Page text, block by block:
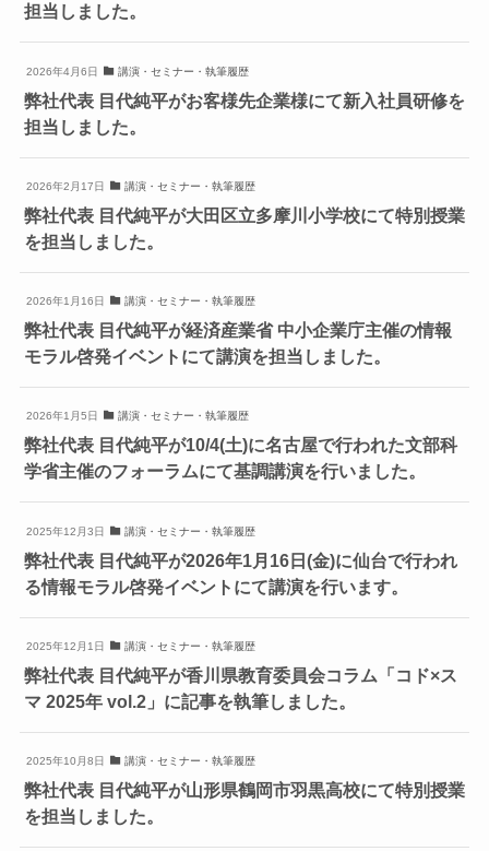
担当しました。
2026年4月6日 講演・セミナー・執筆履歴
弊社代表 目代純平がお客様先企業様にて新入社員研修を
担当しました。
2026年2月17日 講演・セミナー・執筆履歴
弊社代表 目代純平が大田区立多摩川小学校にて特別授業
を担当しました。
2026年1月16日 講演・セミナー・執筆履歴
弊社代表 目代純平が経済産業省 中小企業庁主催の情報
モラル啓発イベントにて講演を担当しました。
2026年1月5日 講演・セミナー・執筆履歴
弊社代表 目代純平が10/4(土)に名古屋で行われた文部科
学省主催のフォーラムにて基調講演を行いました。
2025年12月3日 講演・セミナー・執筆履歴
弊社代表 目代純平が2026年1月16日(金)に仙台で行われ
る情報モラル啓発イベントにて講演を行います。
2025年12月1日 講演・セミナー・執筆履歴
弊社代表 目代純平が香川県教育委員会コラム「コド×ス
マ 2025年 vol.2」に記事を執筆しました。
2025年10月8日 講演・セミナー・執筆履歴
弊社代表 目代純平が山形県鶴岡市羽黒高校にて特別授業
を担当しました。